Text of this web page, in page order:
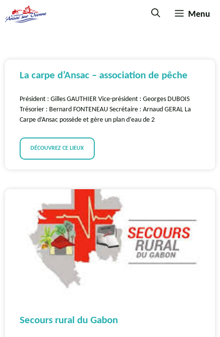
Menu
La carpe d’Ansac – association de pêche
Président : Gilles GAUTHIER Vice-président : Georges DUBOIS
Trésorier : Bernard FONTENEAU Secrétaire : Arnaud GERAL La
Carpe d’Ansac possède et gère un plan d’eau de 2
DÉCOUVREZ CE LIEUX
Secours rural du Gabon